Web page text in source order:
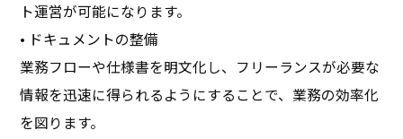
ト運営が可能になります。
• ドキュメントの整備
業務フローや仕様書を明文化し、フリーランスが必要な
情報を迅速に得られるようにすることで、業務の効率化
を図ります。